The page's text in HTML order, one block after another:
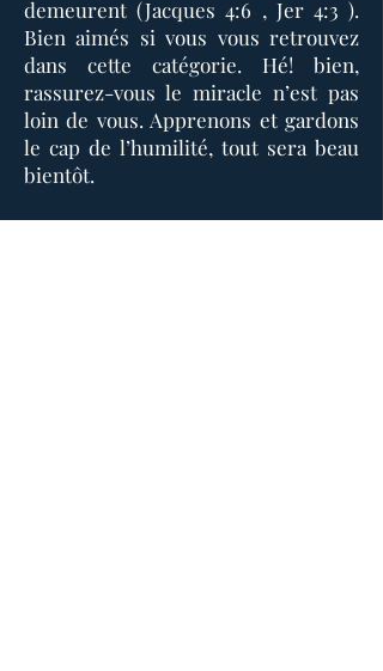
demeurent (Jacques 4:6 , Jer 4:3 ).
Bien aimés si vous vous retrouvez
dans cette catégorie. Hé! bien,
rassurez-vous le miracle n’est pas
loin de vous. Apprenons et gardons
le cap de l’humilité, tout sera beau
bientôt.